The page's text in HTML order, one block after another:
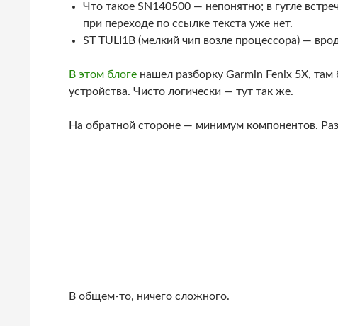
Что такое SN140500 — непонятно; в гугле
при переходе по ссылке текста уже нет.
ST TULI1B (мелкий чип возле процессора) —
В этом блоге нашел разборку Garmin Fenix 5X,
устройства. Чисто логически — тут так же.
На обратной стороне — минимум компонентов.
В общем-то, ничего сложного.